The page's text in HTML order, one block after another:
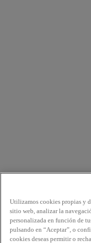
Utilizamos cookies propias y
sitio web, analizar la
personalizada en función de
pulsando en “Aceptar”, o
cookies deseas permitir o